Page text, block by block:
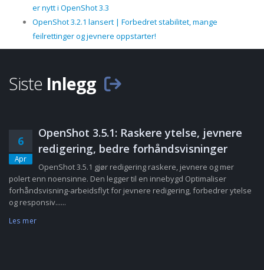
er nytt i OpenShot 3.3
OpenShot 3.2.1 lansert | Forbedret stabilitet, mange
feilrettinger og jevnere oppstarter!
Siste Inlegg
6
Apr
OpenShot 3.5.1: Raskere ytelse, jevnere
redigering, bedre forhåndsvisninger
OpenShot 3.5.1 gjør redigering raskere, jevnere og mer
polert enn noensinne. Den legger til en innebygd Optimaliser
forhåndsvisning-arbeidsflyt for jevnere redigering, forbedrer ytelse
og responsiv......
Les mer